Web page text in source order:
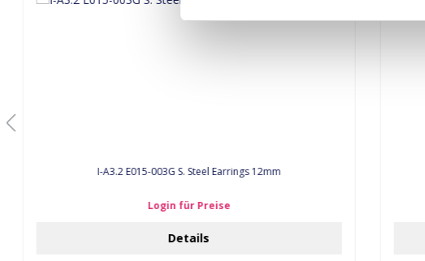
I-A3.2 E015-003G S. Steel Earrings 12mm
Login für Preise
Details